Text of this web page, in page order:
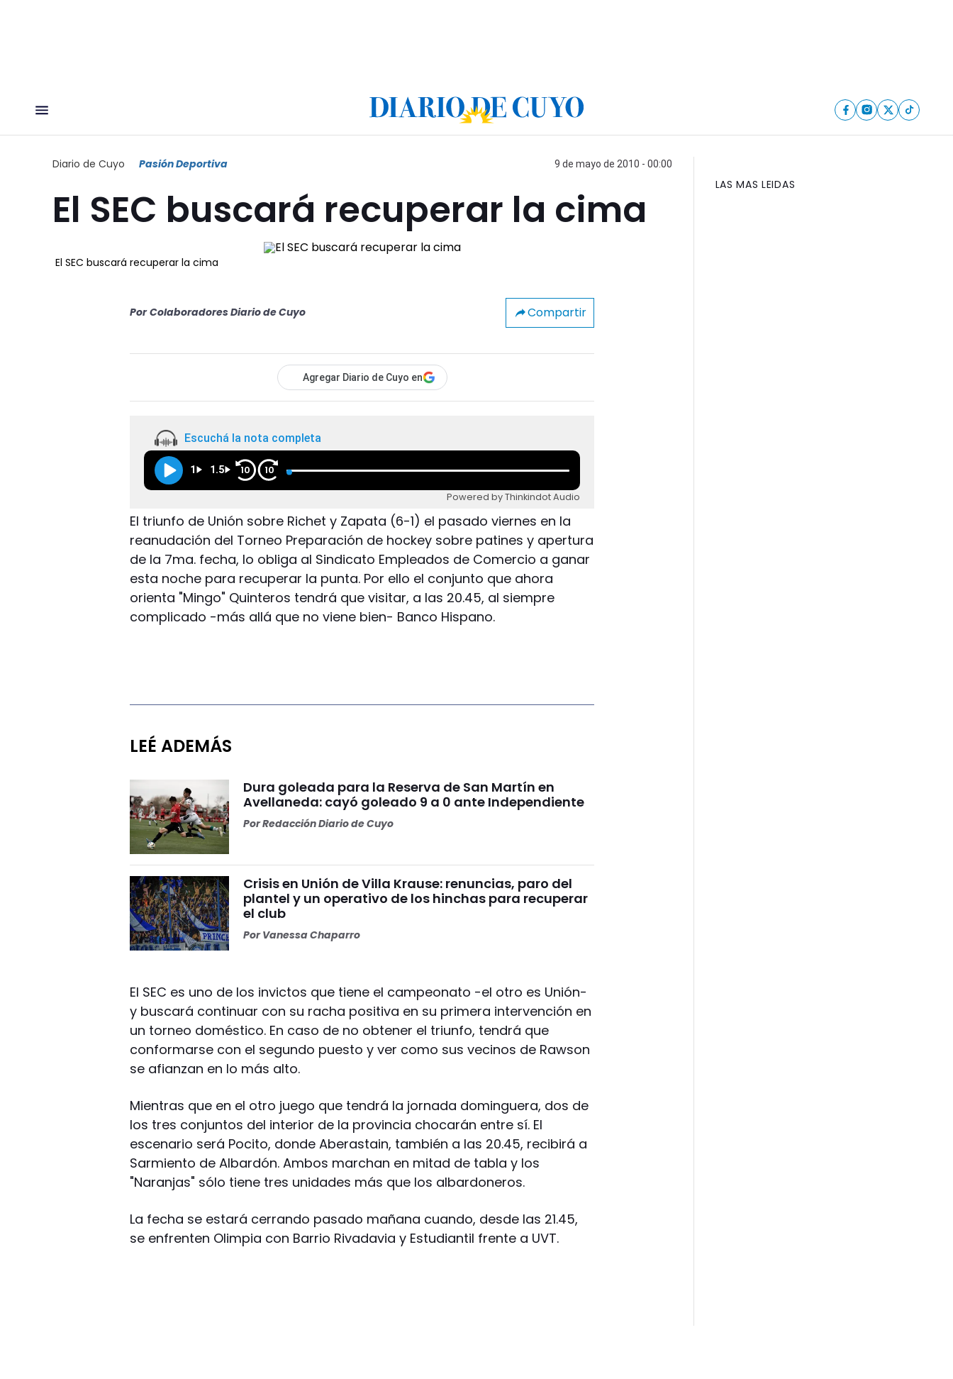
Diario de Cuyo Pasión Deportiva 9 de mayo de 2010 - 00:00
El SEC buscará recuperar la cima
El SEC buscará recuperar la cima
Por Colaboradores Diario de Cuyo Compartir
Agregar Diario de Cuyo en
Escuchá la nota completa
1 1.5 10 10
Powered by Thinkindot Audio
El triunfo de Unión sobre Richet y Zapata (6-1) el pasado viernes en la
reanudación del Torneo Preparación de hockey sobre patines y apertura
de la 7ma. fecha, lo obliga al Sindicato Empleados de Comercio a ganar
esta noche para recuperar la punta. Por ello el conjunto que ahora
orienta "Mingo" Quinteros tendrá que visitar, a las 20.45, al siempre
complicado -más allá que no viene bien- Banco Hispano.
LEÉ ADEMÁS
Dura goleada para la Reserva de San Martín en
Avellaneda: cayó goleado 9 a 0 ante Independiente
PorRedacción Diario de Cuyo
Crisis en Unión de Villa Krause: renuncias, paro del
plantel y un operativo de los hinchas para recuperar
el club
PorVanessa Chaparro
El SEC es uno de los invictos que tiene el campeonato -el otro es Unión-
y buscará continuar con su racha positiva en su primera intervención en
un torneo doméstico. En caso de no obtener el triunfo, tendrá que
conformarse con el segundo puesto y ver como sus vecinos de Rawson
se afianzan en lo más alto.
Mientras que en el otro juego que tendrá la jornada dominguera, dos de
los tres conjuntos del interior de la provincia chocarán entre sí. El
escenario será Pocito, donde Aberastain, también a las 20.45, recibirá a
Sarmiento de Albardón. Ambos marchan en mitad de tabla y los
"Naranjas" sólo tiene tres unidades más que los albardoneros.
La fecha se estará cerrando pasado mañana cuando, desde las 21.45,
se enfrenten Olimpia con Barrio Rivadavia y Estudiantil frente a UVT.
LAS MAS LEIDAS